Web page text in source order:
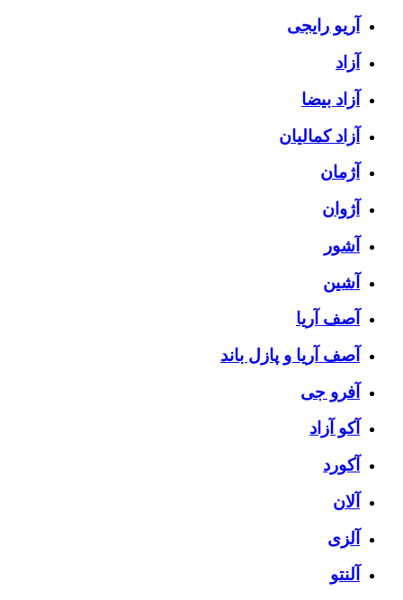
آریو رایجی
آزاد
آزاد بیضا
آزاد کمالیان
آژمان
آژوان
آشور
آشین
آصف آریا
آصف آریا و پازل باند
آفرو جی
آکو آزاد
آکورد
آلان
آلزی
آلنتو